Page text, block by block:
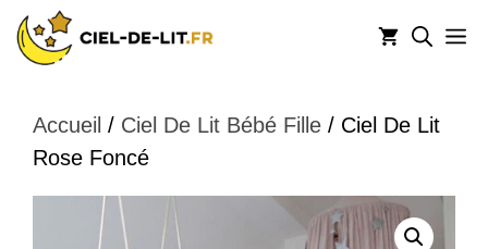
Aller
au
Accueil / Ciel De Lit Bébé Fille / Ciel De Lit
Rose Foncé